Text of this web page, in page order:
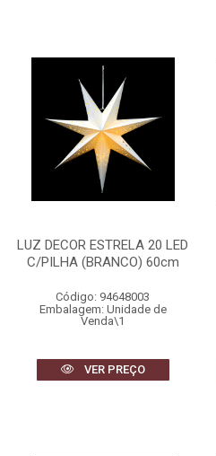
LUZ DECOR ESTRELA 20 LED
C/PILHA (BRANCO) 60cm
Código: 94648003
Embalagem: Unidade de
Venda\1
VER PREÇO